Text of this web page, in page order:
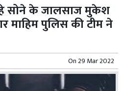
सोने के जालसाज मुकेश
माहिम पुलिस की टीम ने
On29 Mar 2022